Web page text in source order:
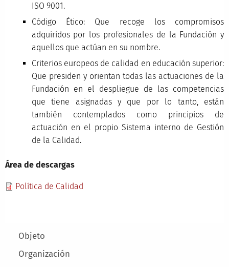
Main menu
Objeto
Organización
ISO 9001.
Código Ético: Que recoge los compromisos
adquiridos por los profesionales de la Fundación y
aquellos que actúan en su nombre.
Criterios europeos de calidad en educación superior:
Que presiden y orientan todas las actuaciones de la
Fundación en el despliegue de las competencias
que tiene asignadas y que por lo tanto, están
también contemplados como principios de
actuación en el propio Sistema interno de Gestión
de la Calidad.
Área de descargas
Política de Calidad